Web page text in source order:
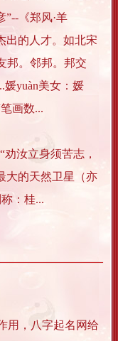
”--《郑风·羊
出的人才。如北宋
。邻邦。邦交
媛yuàn美女：媛
画数...
汝立身须苦志，
的天然卫星（亦
：桂...
用，八字起名网给